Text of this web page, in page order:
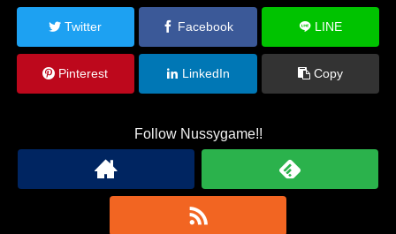
Twitter Facebook LINE
Pinterest LinkedIn Copy
Follow Nussygame!!